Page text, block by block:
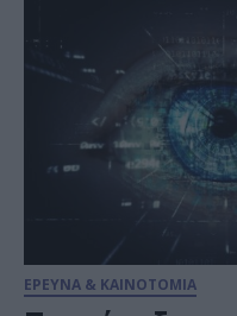
ΕΡΕΥΝΑ & ΚΑΙΝΟΤΟΜΙΑ